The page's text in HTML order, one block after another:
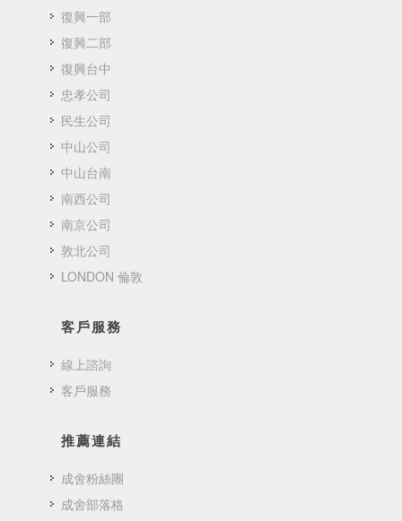
復興一部
復興二部
復興台中
忠孝公司
民生公司
中山公司
中山台南
南西公司
南京公司
敦北公司
LONDON 倫敦
客戶服務
線上諮詢
客戶服務
推薦連結
成舍粉絲團
成舍部落格